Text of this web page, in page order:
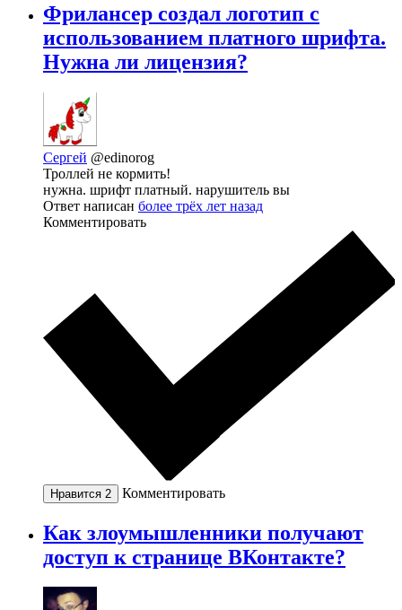
Фрилансер создал логотип с
использованием платного шрифта.
Нужна ли лицензия?
Сергей @edinorog
Троллей не кормить!
нужна. шрифт платный. нарушитель вы
Ответ написан более трёх лет назад
Комментировать
Нравится 2 Комментировать
Как злоумышленники получают
доступ к странице ВКонтакте?